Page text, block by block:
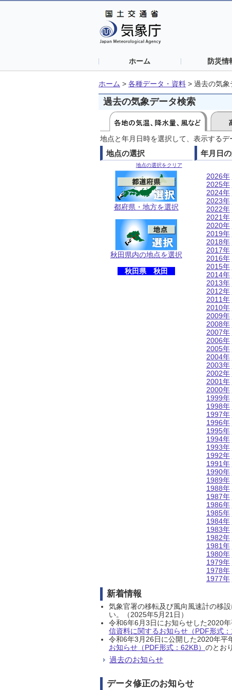
ホーム 防災情
ホーム > 各種データ・資料 > 過去の気象
過去の気象データ検索
地点と年月日時を選択して、表示するデ
地点の選択
地点の選択をクリア
都府県・地方を選択
秋田県内の地点を選択
秋田県 秋田
年月日
2026年
2025年
2024年
2023年
2022年
2021年
2020年
2019年
2018年
2017年
2016年
2015年
2014年
2013年
2012年
2011年
2010年
2009年
2008年
2007年
2006年
2005年
2004年
2003年
2002年
2001年
2000年
1999年
1998年
1997年
1996年
1995年
1994年
1993年
1992年
1991年
1990年
1989年
1988年
1987年
1986年
1985年
1984年
1983年
1982年
1981年
1980年
1979年
1978年
1977年
新着情報
気象官署の移転及び風向風速計の移
い。（2025年5月21日）
令和6年6月3日にお知らせした2020
信資料に関するお知らせ（PDF形式：
令和6年3月26日に公開した2020年平
お知らせ（PDF形式：62KB） のとお
過去のお知らせ
データ修正のお知らせ